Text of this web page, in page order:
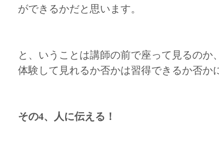
ができるかだと思います。
と、いうことは講師の前で座って見るの
体験して見れるか否かは習得できるか否か
その4、人に伝える！